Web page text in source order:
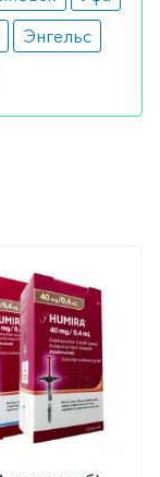
Энгельс